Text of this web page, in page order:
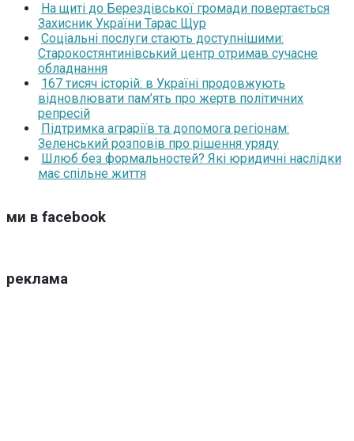
На щиті до Берездівської громади повертається
Захисник України Тарас Щур
Соціальні послуги стають доступнішими:
Старокостянтинівський центр отримав сучасне
обладнання
167 тисяч історій: в Україні продовжують
відновлювати пам’ять про жертв політичних
репресій
Підтримка аграріїв та допомога регіонам:
Зеленський розповів про рішення уряду
Шлюб без формальностей? Які юридичні наслідки
має спільне життя
ми в facebook
реклама